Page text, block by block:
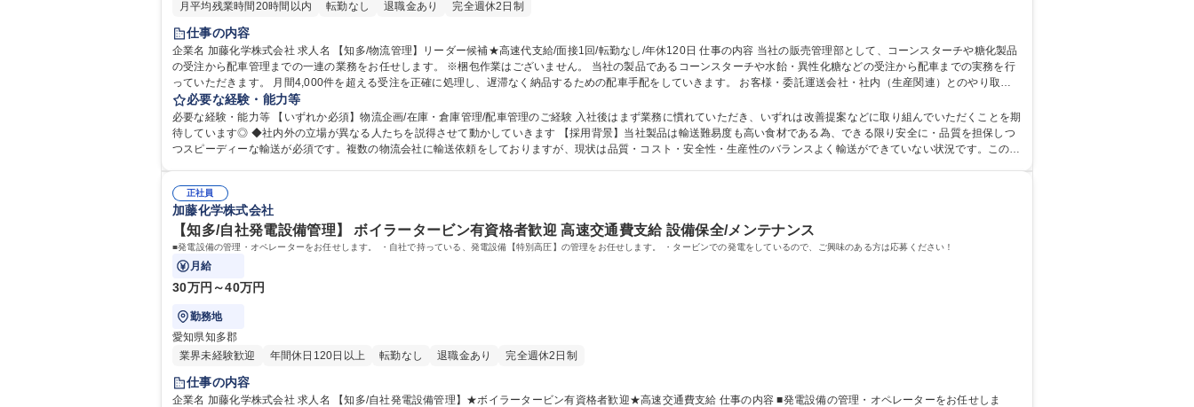
月平均残業時間20時間以内
転勤なし 退職金あり 完全週休2日制
仕事の内容
企業名 加藤化学株式会社 求人名 【知多/物流管理】リーダー候補★高速代支給/面接1回/転勤なし/年休120日 仕事の内容 当社の販売管理部として、コーンスターチや糖化製品
の受注から配車管理までの一連の業務をお任せします。 ※梱包作業はございません。 当社の製品であるコーンスターチや水飴・異性化糖などの受注から配車までの実務を行
っていただきます。 月間4,000件を超える受注を正確に処理し、遅滞なく納品するための配車手配をしていきます。 お客様・委託運送会社・社内（生産関連）とのやり取り
を駆使し、製品を安全に納期通りに納品まで導くお仕事です！【業務内容の変更の範囲】当社業務全般 募集職種 【知多/物流管理】リーダー候補★高速代支給/面接1回/転勤な
し/年休120日
必要な経験・能力等
必要な経験・能力等 【いずれか必須】物流企画/在庫・倉庫管理/配車管理のご経験 入社後はまず業務に慣れていただき、いずれは改善提案などに取り組んでいただくことを期
待しています◎ ◆社内外の立場が異なる人たちを説得させて動かしていきます 【採用背景】当社製品は輸送難易度も高い食材である為、できる限り安全に・品質を担保しつ
つスピーディーな輸送が必須です。複数の物流会社に輸送依頼をしておりますが、現状は品質・コスト・安全性・生産性のバランスよく輸送ができていない状況です。この状
正社員
加藤化学株式会社
【知多/自社発電設備管理】 ボイラータービン有資格者歓迎 高速交通費支給 設備保全/メンテナンス
■発電設備の管理・オペレーターをお任せします。 ・自社で持っている、発電設備【特別高圧】の管理をお任せします。 ・タービンでの発電をしているので、ご興味のある方は応募ください！
月給
30万円～40万円
勤務地
愛知県知多郡
業界未経験歓迎
年間休日120日以上 転勤なし 退職金あり 完全週休2日制
仕事の内容
企業名 加藤化学株式会社 求人名 【知多/自社発電設備管理】★ボイラータービン有資格者歓迎★高速交通費支給 仕事の内容 ■発電設備の管理・オペレーターをお任せしま